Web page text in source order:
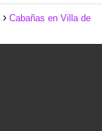
Cabañas en Villa de